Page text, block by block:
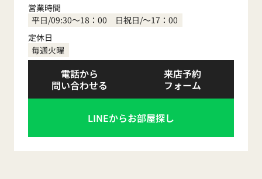
営業時間
平日/09:30～18：00 日祝日/～17：00
定休日
毎週火曜
電話から
問い合わせる
来店予約
フォーム
LINEからお部屋探し